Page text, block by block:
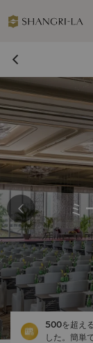
ミ
500を超え
した。簡単